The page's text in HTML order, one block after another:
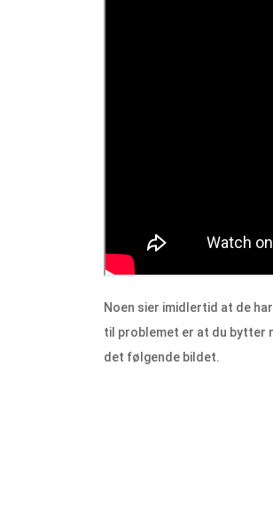
Noen sier imidlertid at de
til problemet er at du bytter
det følgende bildet.